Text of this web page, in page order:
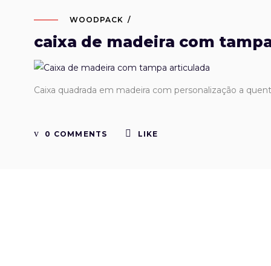
WOODPACK
caixa de madeira com
Caixa quadrada em madeira com personalização a
0 COMMENTS LIKE